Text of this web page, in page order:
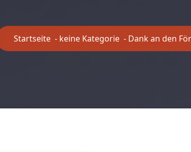
Startseite - keine Kategorie - Dank an den